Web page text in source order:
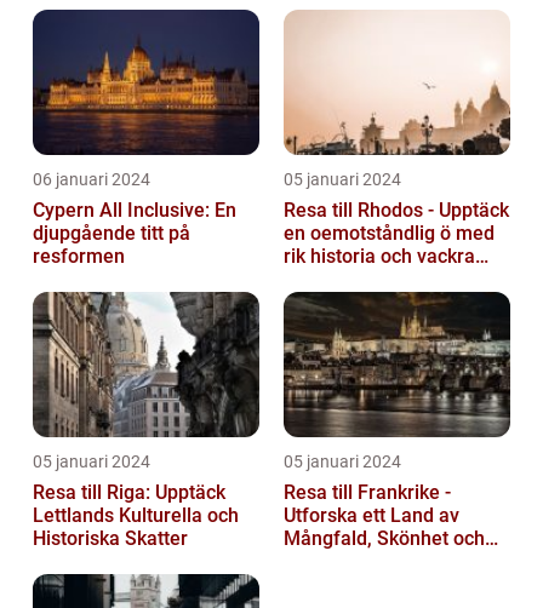
06 januari 2024
Cypern All Inclusive: En
djupgående titt på
resformen
05 januari 2024
Resa till Rhodos - Upptäck
en oemotståndlig ö med
rik historia och vackra
05 januari 2024
Resa till Riga: Upptäck
Lettlands Kulturella och
Historiska Skatter
05 januari 2024
Resa till Frankrike -
Utforska ett Land av
Mångfald, Skönhet och